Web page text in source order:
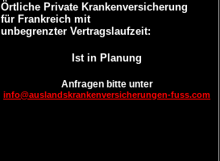
Örtliche Private Krankenversicherung
für Frankreich mit
unbegrenzter Vertragslaufzeit:
Ist in Planung
Anfragen bitte unter
info@auslandskrankenversicherungen-fuss.com